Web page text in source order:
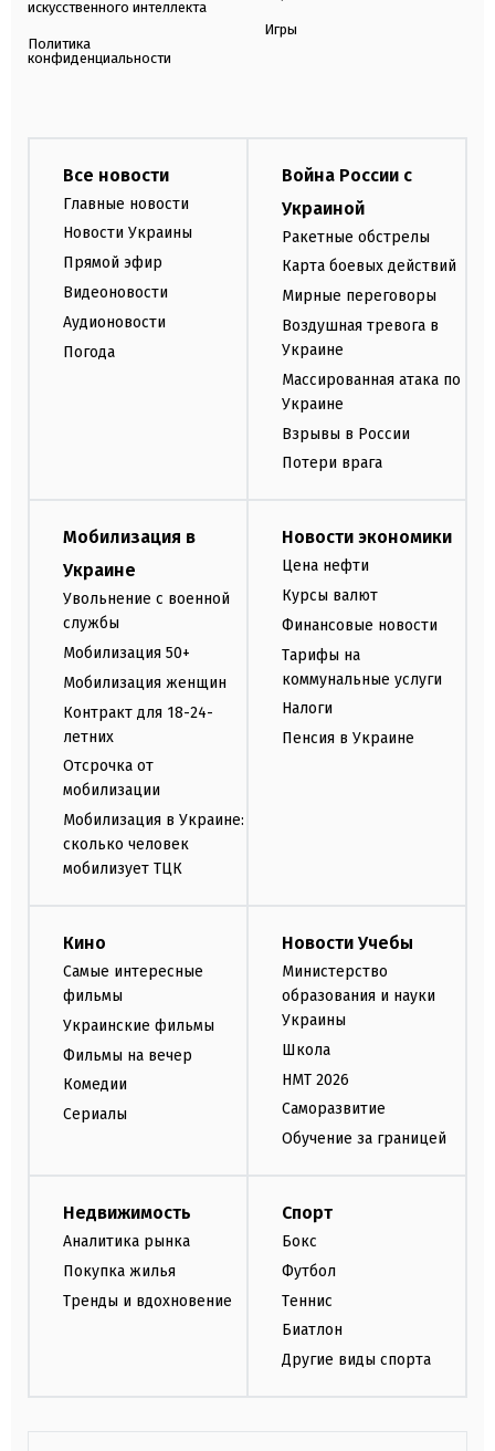
искусственного интеллекта
Политика
конфиденциальности
Игры
Все новости
Главные новости
Новости Украины
Прямой эфир
Видеоновости
Аудионовости
Погода
Война России с
Украиной
Ракетные обстрелы
Карта боевых действий
Мирные переговоры
Воздушная тревога в
Украине
Массированная атака по
Украине
Взрывы в России
Потери врага
Мобилизация в
Украине
Увольнение с военной
службы
Мобилизация 50+
Мобилизация женщин
Контракт для 18-24-
летних
Отсрочка от
мобилизации
Мобилизация в Украине:
сколько человек
мобилизует ТЦК
Новости экономики
Цена нефти
Курсы валют
Финансовые новости
Тарифы на
коммунальные услуги
Налоги
Пенсия в Украине
Кино
Самые интересные
фильмы
Украинские фильмы
Фильмы на вечер
Комедии
Сериалы
Новости Учебы
Министерство
образования и науки
Украины
Школа
НМТ 2026
Саморазвитие
Обучение за границей
Недвижимость
Аналитика рынка
Покупка жилья
Тренды и вдохновение
Спорт
Бокс
Футбол
Теннис
Биатлон
Другие виды спорта